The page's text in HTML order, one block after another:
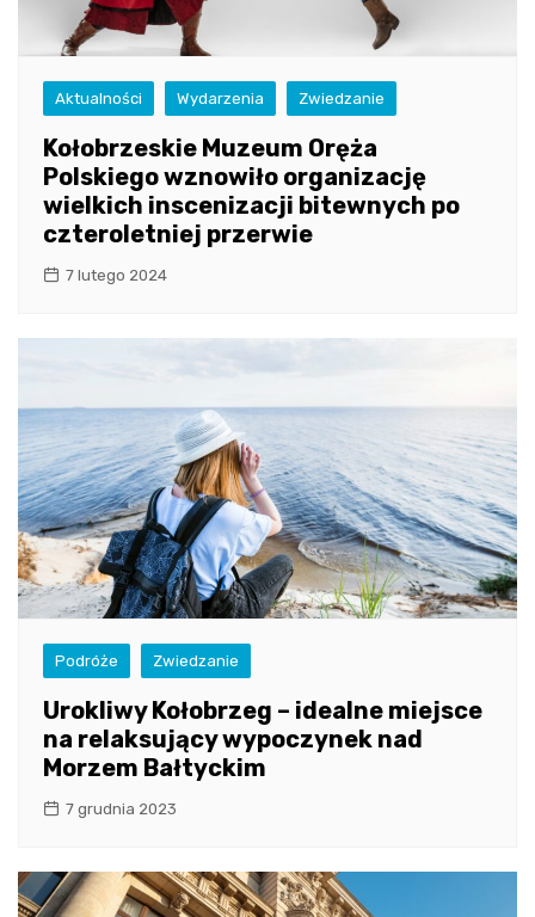
Aktualności Wydarzenia Zwiedzanie
Kołobrzeskie Muzeum Oręża
Polskiego wznowiło organizację
wielkich inscenizacji bitewnych po
czteroletniej przerwie
7 lutego 2024
Podróże Zwiedzanie
Urokliwy Kołobrzeg – idealne miejsce
na relaksujący wypoczynek nad
Morzem Bałtyckim
7 grudnia 2023